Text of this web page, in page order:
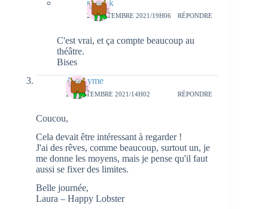
natieak
29 SEPTEMBRE 2021/19H06 RÉPONDRE
C'est vrai, et ça compte beaucoup au
théâtre.
Bises
Anonyme
28 SEPTEMBRE 2021/14H02 RÉPONDRE
Coucou,
Cela devait être intéressant à regarder !
J'ai des rêves, comme beaucoup, surtout un, je
me donne les moyens, mais je pense qu'il faut
aussi se fixer des limites.
Belle journée,
Laura – Happy Lobster